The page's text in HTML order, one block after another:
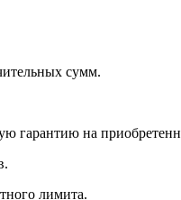
сумм.
гарантию на
лимита.